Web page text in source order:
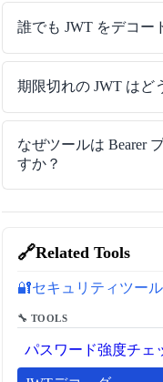
🔗Related Tools
🔐セキュリティツール
🔧 TOOLS
パスワード強度チェ
誰でも JWT をデコー
期限切れの JWT はど
なぜツールは Bearer
すか？